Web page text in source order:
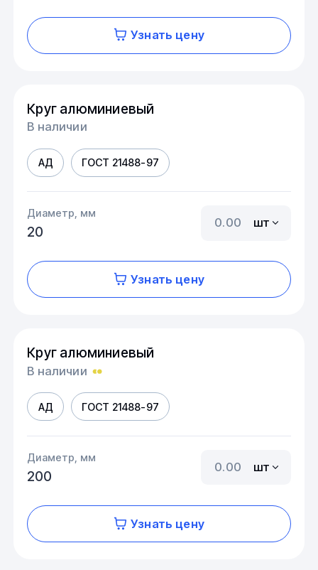
Узнать цену
Круг алюминиевый
В наличии
АД ГОСТ 21488-97
Диаметр, мм
20
шт
Узнать цену
Круг алюминиевый
В наличии
АД ГОСТ 21488-97
Диаметр, мм
200
шт
Узнать цену